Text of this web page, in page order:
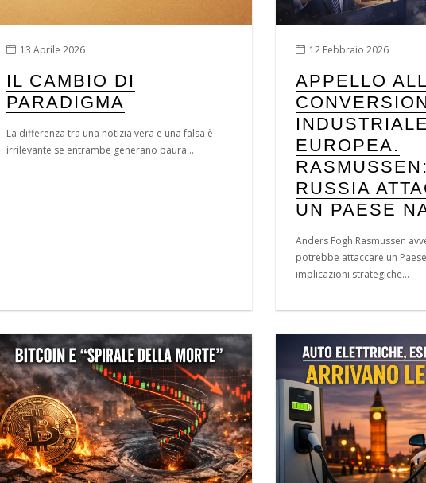
13 Aprile 2026
IL CAMBIO DI
PARADIGMA
La differenza tra una notizia vera e una falsa è
irrilevante se entrambe generano paura...
12 Febbraio 2026
APPELLO
INDUSTRIALE
EUROPEA.
RUSSIA
UN PAESE
Anders Fogh Rasmussen
potrebbe attaccare un
implicazioni strategiche...